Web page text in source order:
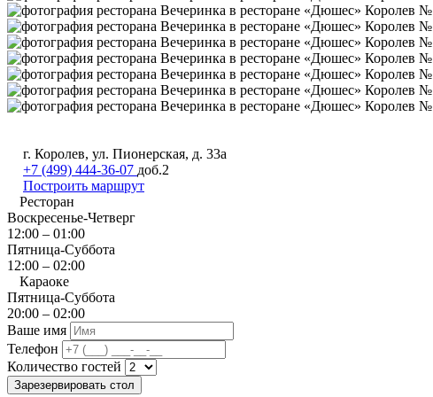
г. Королев, ул. Пионерская, д. 33а
+7 (499) 444-36-07 доб.2
Построить маршрут
Ресторан
Воскресенье-Четверг
12:00 – 01:00
Пятница-Суббота
12:00 – 02:00
Караоке
Пятница-Суббота
20:00 – 02:00
Ваше имя
Телефон
Количество гостей
Зарезервировать стол